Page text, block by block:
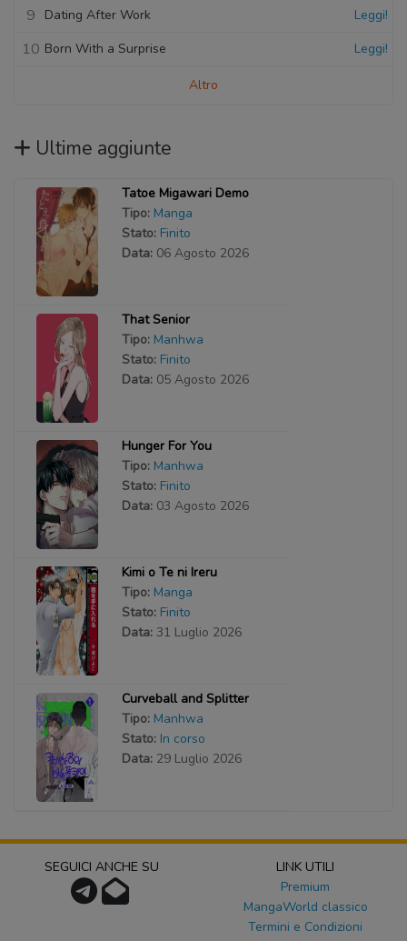
9 Dating After Work Leggi!
10 Born With a Surprise Leggi!
Altro
Ultime aggiunte
Tatoe Migawari Demo
Tipo: Manga
Stato: Finito
Data: 06 Agosto 2026
That Senior
Tipo: Manhwa
Stato: Finito
Data: 05 Agosto 2026
Hunger For You
Tipo: Manhwa
Stato: Finito
Data: 03 Agosto 2026
Kimi o Te ni Ireru
Tipo: Manga
Stato: Finito
Data: 31 Luglio 2026
Curveball and Splitter
Tipo: Manhwa
Stato: In corso
Data: 29 Luglio 2026
SEGUICI ANCHE SU
LINK UTILI
Premium
MangaWorld classico
Termini e Condizioni